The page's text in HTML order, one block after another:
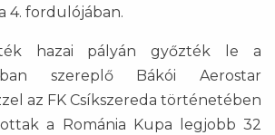
4. fordulójában.
hazai pályán győzték le a
szereplő Bákói Aerostar
az FK Csíkszereda történetében
a Románia Kupa legjobb 32